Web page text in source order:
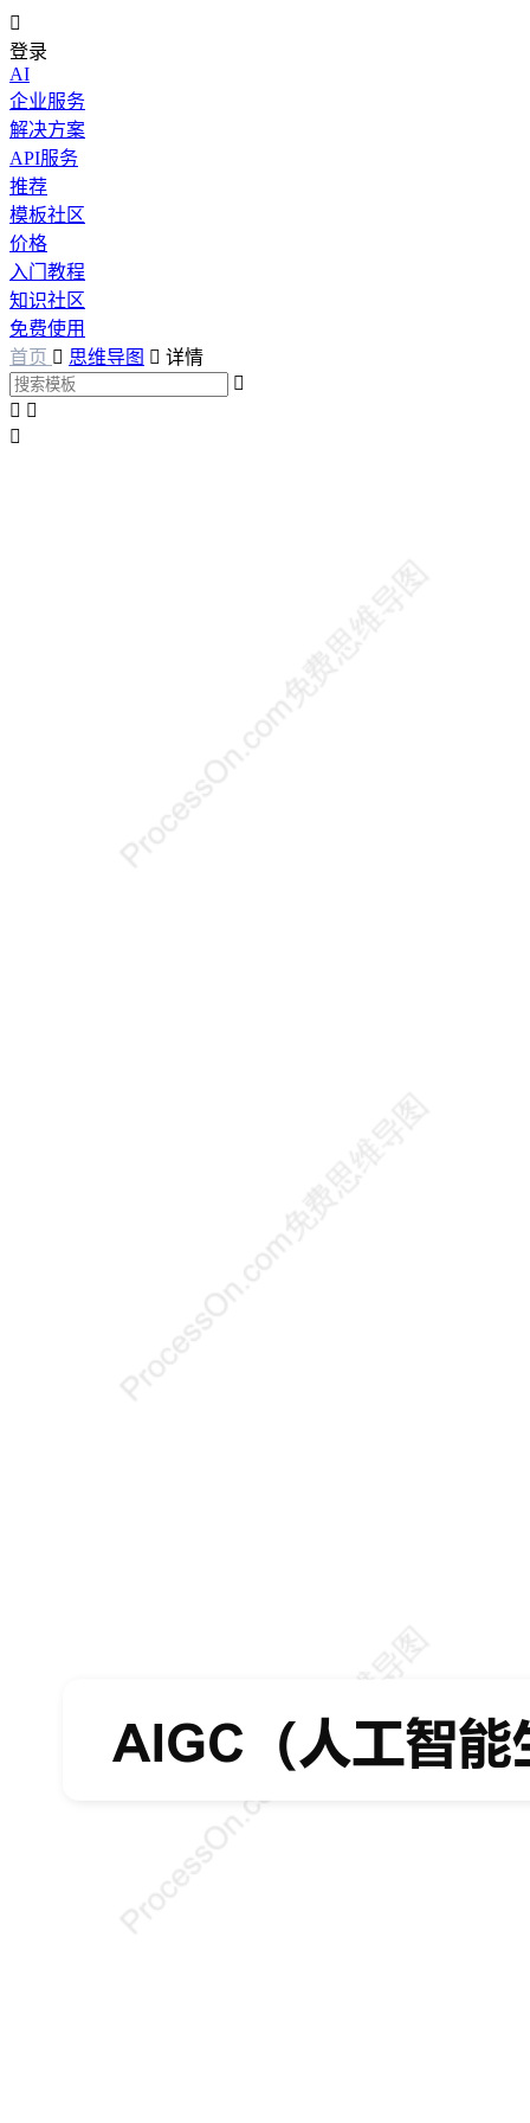

登录
AI
企业服务
解决方案
API服务
推荐
模板社区
价格
入门教程
知识社区
免费使用
首页  思维导图  详情

 
